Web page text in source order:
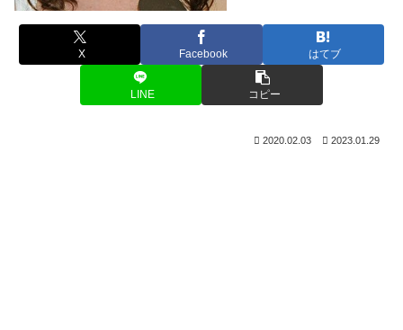
X Facebook はてブ
LINE コピー
2020.02.03 2023.01.29